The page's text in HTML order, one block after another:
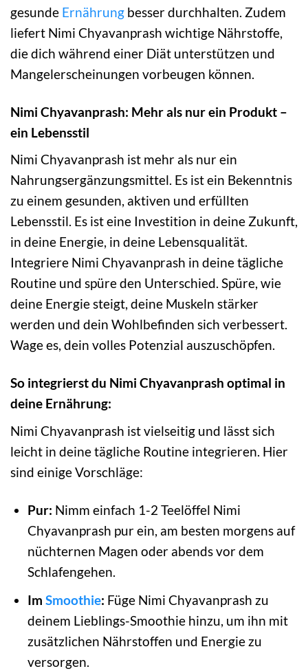
gesunde Ernährung besser durchhalten. Zudem
liefert Nimi Chyavanprash wichtige Nährstoffe,
die dich während einer Diät unterstützen und
Mangelerscheinungen vorbeugen können.
Nimi Chyavanprash: Mehr als nur ein Produkt –
ein Lebensstil
Nimi Chyavanprash ist mehr als nur ein
Nahrungsergänzungsmittel. Es ist ein Bekenntnis
zu einem gesunden, aktiven und erfüllten
Lebensstil. Es ist eine Investition in deine Zukunft,
in deine Energie, in deine Lebensqualität.
Integriere Nimi Chyavanprash in deine tägliche
Routine und spüre den Unterschied. Spüre, wie
deine Energie steigt, deine Muskeln stärker
werden und dein Wohlbefinden sich verbessert.
Wage es, dein volles Potenzial auszuschöpfen.
So integrierst du Nimi Chyavanprash optimal in
deine Ernährung:
Nimi Chyavanprash ist vielseitig und lässt sich
leicht in deine tägliche Routine integrieren. Hier
sind einige Vorschläge:
Pur: Nimm einfach 1-2 Teelöffel Nimi
Chyavanprash pur ein, am besten morgens auf
nüchternen Magen oder abends vor dem
Schlafengehen.
Im Smoothie: Füge Nimi Chyavanprash zu
deinem Lieblings-Smoothie hinzu, um ihn mit
zusätzlichen Nährstoffen und Energie zu
versorgen.